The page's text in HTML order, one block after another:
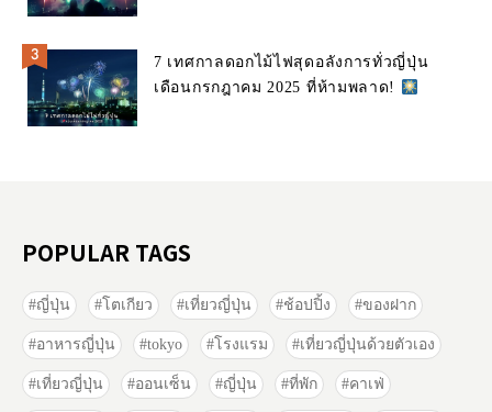
7 เทศกาลดอกไม้ไฟสุดอลังการทั่วญี่ปุ่น
เดือนกรกฎาคม 2025 ที่ห้ามพลาด!
POPULAR TAGS
ญี่ปุ่น โตเกียว เที่ยวญี่ปุ่น ช้อปปิ้ง ของฝาก
อาหารญี่ปุ่น tokyo โรงแรม เที่ยวญี่ปุ่นด้วยตัวเอง
เที่ยวญี่ปุ่น ออนเซ็น ญี่ปุ่น ที่พัก คาเฟ่